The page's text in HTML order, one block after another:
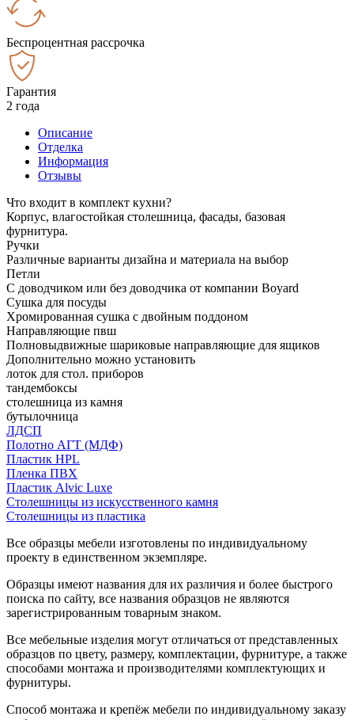
Беспроцентная рассрочка
Гарантия
2 года
Описание
Отделка
Информация
Отзывы
Что входит в комплект кухни?
Корпус, влагостойкая столешница, фасады, базовая
фурнитура.
Ручки
Различные варианты дизайна и материала на выбор
Петли
С доводчиком или без доводчика от компании Boyard
Сушка для посуды
Хромированная сушка с двойным поддоном
Направляющие пвш
Полновыдвижные шариковые направляющие для ящиков
Дополнительно можно установить
лоток для стол. приборов
тандембоксы
столешница из камня
бутылочница
ЛДСП
Полотно АГТ (МДФ)
Пластик HPL
Пленка ПВХ
Пластик Alvic Luxe
Столешницы из искусственного камня
Столешницы из пластика
Все образцы мебели изготовлены по индивидуальному
проекту в единственном экземпляре.
Образцы имеют названия для их различия и более быстрого
поиска по сайту, все названия образцов не являются
зарегистрированным товарным знаком.
Все мебельные изделия могут отличаться от представленных
образцов по цвету, размеру, комплектации, фурнитуре, а также
способами монтажа и производителями комплектующих и
фурнитуры.
Способ монтажа и крепёж мебели по индивидуальному заказу